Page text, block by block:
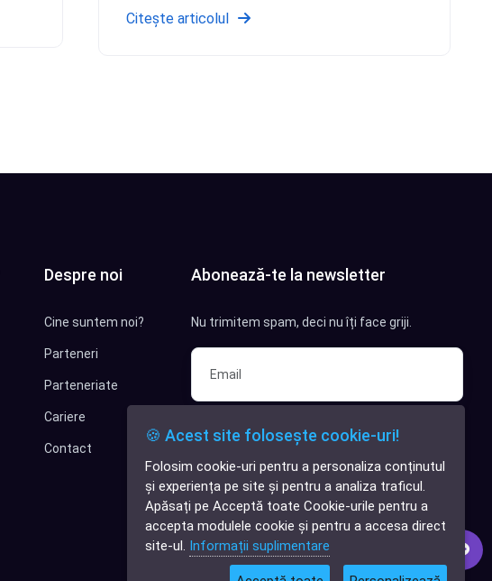
✕
Cauți o aplicație
software?
Citește articolul
Despre noi
Cine suntem noi?
Parteneri
Parteneriate
Cariere
Contact
Abonează-te la newsletter
Nu trimitem spam, deci nu îți face griji.
Sunt interesat de clienți pentru
compania mea IT
Sunt interesat de achiziții software
Abonează-te
🍪 Acest site folosește cookie-uri!
Folosim cookie-uri pentru a personaliza conținutul
și experiența pe site și pentru a analiza traficul.
Apăsați pe Acceptă toate Cookie-urile pentru a
accepta modulele cookie și pentru a accesa direct
site-ul. Informații suplimentare